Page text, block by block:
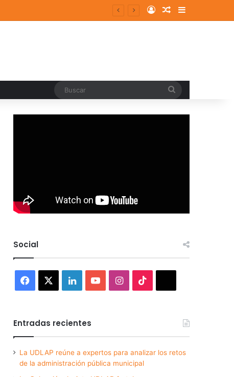
Log InRandom Article
Sidebar
Social
Facebook LinkedInYouTubeInstagram
Entradas recientes
La UDLAP reúne a expertos para analizar los retos
de la administración pública municipal